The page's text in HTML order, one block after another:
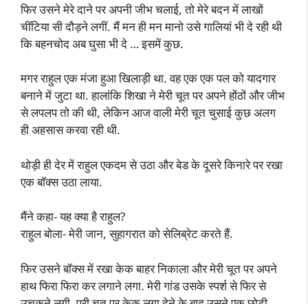
फिर उसने मेरे दाने पर अपनी जीभ चलाई, तो मेरे बदन में लाखों
चींटिया सी दौड़ने लगीं. मैं मन ही मन मानो उसे गालियां भी दे रही थी
कि बहनचोद अब घुसा भी दे … इसमें कुछ.
मगर राहुल एक मंजा हुआ खिलाड़ी था. वह एक एक पल को यादगार
बनाने में जुटा था. हालांकि शिखा ने मेरी चूत पर अपने होंठों और जीभ
से लपलप तो की थी, लेकिन आज वाली मेरी चूत चुसाई कुछ अलग
ही अहसास करवा रही थी.
थोड़ी ही देर में राहुल एकदम से उठा और बेड के दूसरे किनारे पर रखा
एक बॉक्स उठा लाया.
मैंने कहा- यह क्या है राहुल?
राहुल बोला- मेरी जान, सुहागरात को सेलिब्रेट करते हैं.
फिर उसने बॉक्स में रखा केक बाहर निकाला और मेरी चूत पर अपने
हाथ फिरा फिरा कर लगाने लगा. मेरी गांड उसके स्पर्श से फिर से